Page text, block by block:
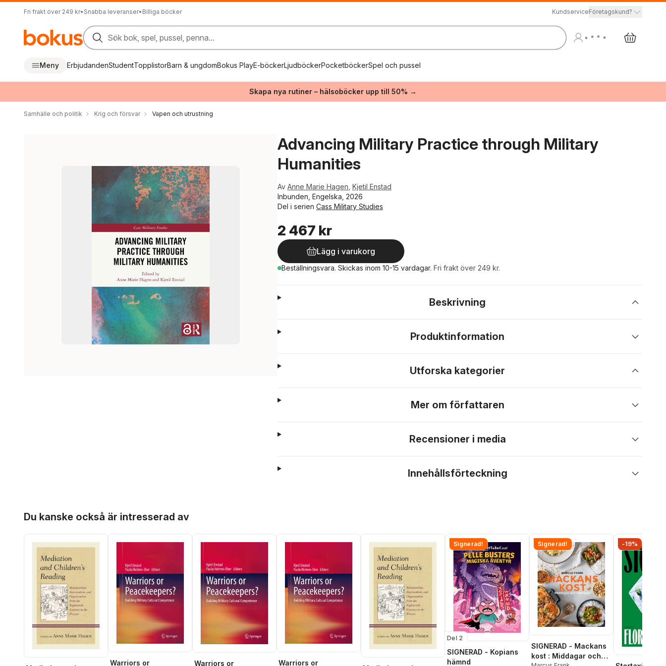
Fri frakt över 249 kr• Snabba leveranser• Billiga böcker KundserviceFöretagskund?
Sök bok, spel, pussel, penna...
Meny ErbjudandenStudentTopplistorBarn & ungdomBokus PlayE-böckerLjudböckerPocketböckerSpel och pussel
Skapa nya rutiner – hälsoböcker upp till 50% →
Samhälle och politik Krig och försvar Vapen och utrustning
Advancing Military Practice through Military
Humanities
Av Anne Marie Hagen Kjetil Enstad
Inbunden, Engelska, 2026
Del i serien Cass Military Studies
2 467 kr
Lägg i varukorg
Beställningsvara. Skickas inom 10-15 vardagar. Fri frakt över 249 kr.
Beskrivning
Produktinformation
Utforska kategorier
Mer om författaren
Recensioner i media
Innehållsförteckning
Du kanske också är intresserad av
Warriors or Warriors or Warriors or
Signerad!
Del 2
SIGNERAD - Kopians
hämnd
Signerad!
SIGNERAD - Mackans
kost : Middagar och
-19%